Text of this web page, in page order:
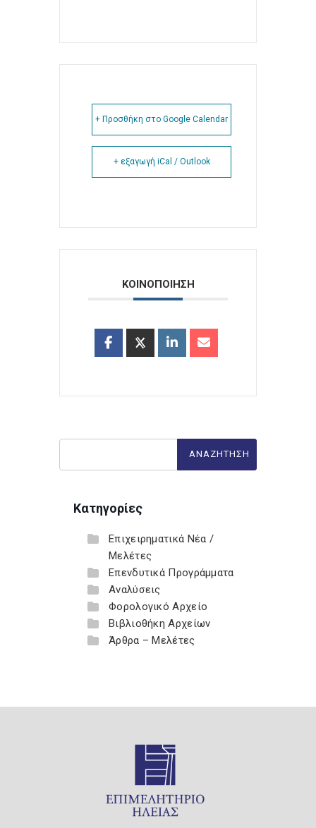
+ Προσθήκη στο Google Calendar
+ εξαγωγή iCal / Outlook
ΚΟΙΝΟΠΟΙΗΣΗ
Κατηγορίες
Επιχειρηματικά Νέα /
Μελέτες
Επενδυτικά Προγράμματα
Αναλύσεις
Φορολογικό Αρχείο
Βιβλιοθήκη Αρχείων
Άρθρα – Μελέτες